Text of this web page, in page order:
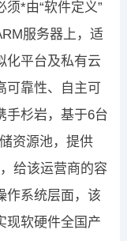
*由“软件定义”
服务器上，适
化平台及私有云
可靠性、自主可
手杉岩，基于6台
资源池，提供
给该运营商的容
作系统层面，该
现软硬件全国产